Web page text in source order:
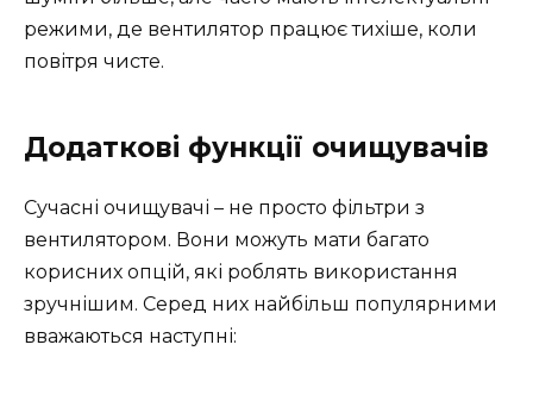
режими, де вентилятор працює тихіше, коли
повітря чисте.
Додаткові функції очищувачів
Сучасні очищувачі – не просто фільтри з
вентилятором. Вони можуть мати багато
корисних опцій, які роблять використання
зручнішим. Серед них найбільш популярними
вважаються наступні: